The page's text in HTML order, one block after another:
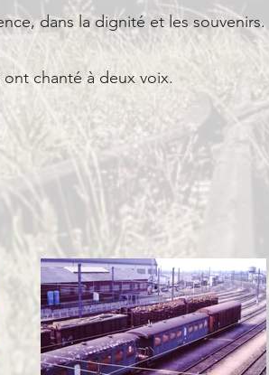
dans la dignité et les
chanté à deux voix.